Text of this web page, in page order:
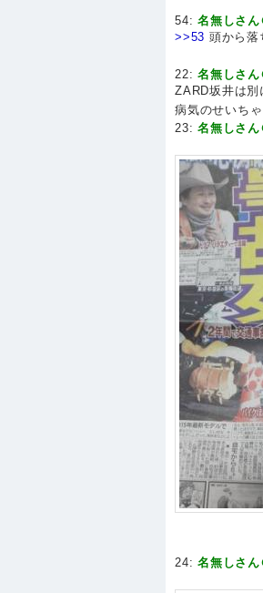
54:名無しさ
>>53 頭から落
22:名無しさ
ZARD坂井は別
病気のせいち
23:名無しさ
24:名無しさ